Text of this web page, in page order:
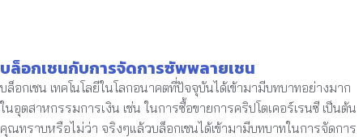
บล็อกเชนกับการจัดการซัพพลายเชน
บล็อกเชน เทคโนโลยีในโลกอนาคตที่ปัจจุบันได้เข้ามามีบทบาทอย่างมาก
ในอุตสาหกรรมการเงิน เช่น ในการซื้อขายการคริปโตเคอร์เรนซี เป็นต้น
คุณทราบหรือไม่ว่า จริงๆแล้วบล็อกเชนได้เข้ามามีบทบาทในการจัดการ